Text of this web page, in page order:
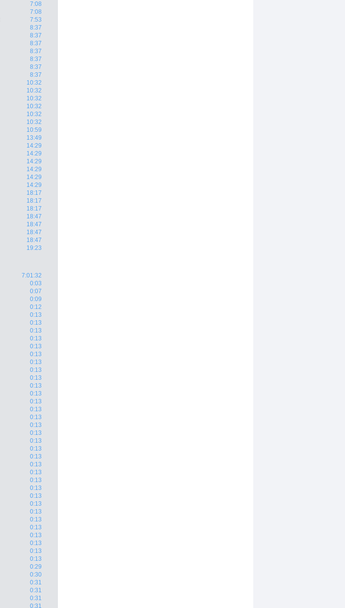
7:08
7:08
7:53
8:37
8:37
8:37
8:37
8:37
8:37
8:37
10:32
10:32
10:32
10:32
10:32
10:32
10:59
13:49
14:29
14:29
14:29
14:29
14:29
14:29
18:17
18:17
18:17
18:47
18:47
18:47
18:47
19:23
7:01:32
0:03
0:07
0:09
0:12
0:13
0:13
0:13
0:13
0:13
0:13
0:13
0:13
0:13
0:13
0:13
0:13
0:13
0:13
0:13
0:13
0:13
0:13
0:13
0:13
0:13
0:13
0:13
0:13
0:13
0:13
0:13
0:13
0:13
0:13
0:13
0:13
0:29
0:30
0:31
0:31
0:31
0:31